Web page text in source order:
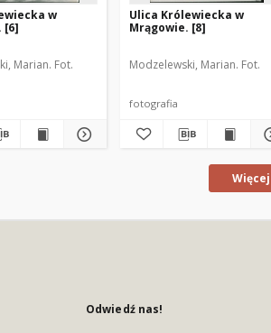
w
[6]
Marian. Fot.
Ulica Królewiecka w
Mrągowie. [8]
Modzelewski, Marian. Fot.
fotografia
Więcej
Odwiedź nas!